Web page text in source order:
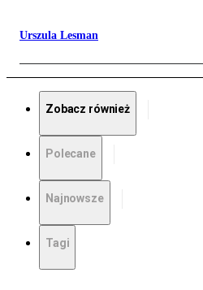
Urszula Lesman
Zobacz również
Polecane
Najnowsze
Tagi